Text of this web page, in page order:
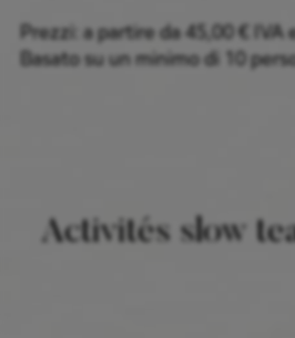
Prezzi: a partire da 45,00 € IVA
Basato su un minimo di 10
Activités slow